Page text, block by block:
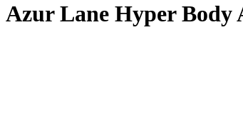
Azur Lane Hyper Body